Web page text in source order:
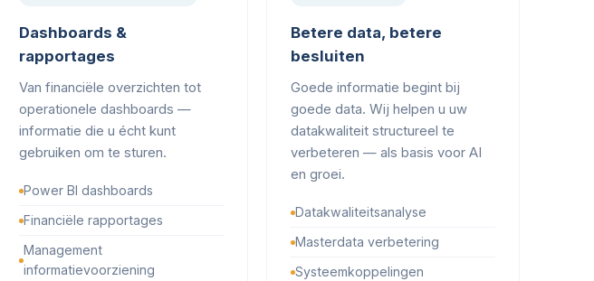
Dashboards &
rapportages
Van financiële overzichten tot
operationele dashboards —
informatie die u écht kunt
gebruiken om te sturen.
Power BI dashboards
Financiële rapportages
Management
informatievoorziening
Betere data, betere
besluiten
Goede informatie begint bij
goede data. Wij helpen u uw
datakwaliteit structureel te
verbeteren — als basis voor AI
en groei.
Datakwaliteitsanalyse
Masterdata verbetering
Systeemkoppelingen